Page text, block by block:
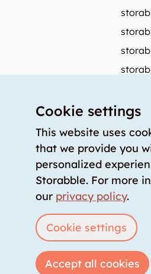
Press coverage
How to calculate the size of a
How much does a storage
For storage providers
Login List storage room
Cookie settings
This website uses
that we provide you
personalized
Storabble. For more
our privacy policy.
Cookie settings
Accept all cookies